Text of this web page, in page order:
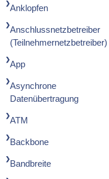
Anklopfen
Anschlussnetzbetreiber
(Teilnehmernetzbetreiber)
App
Asynchrone
Datenübertragung
ATM
Backbone
Bandbreite